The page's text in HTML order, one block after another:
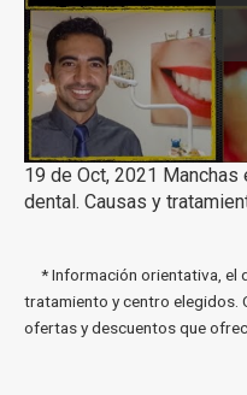
19 de Oct, 2021
dental. Causas y
* Información orientativa, el
tratamiento y centro elegidos.
ofertas y descuentos que